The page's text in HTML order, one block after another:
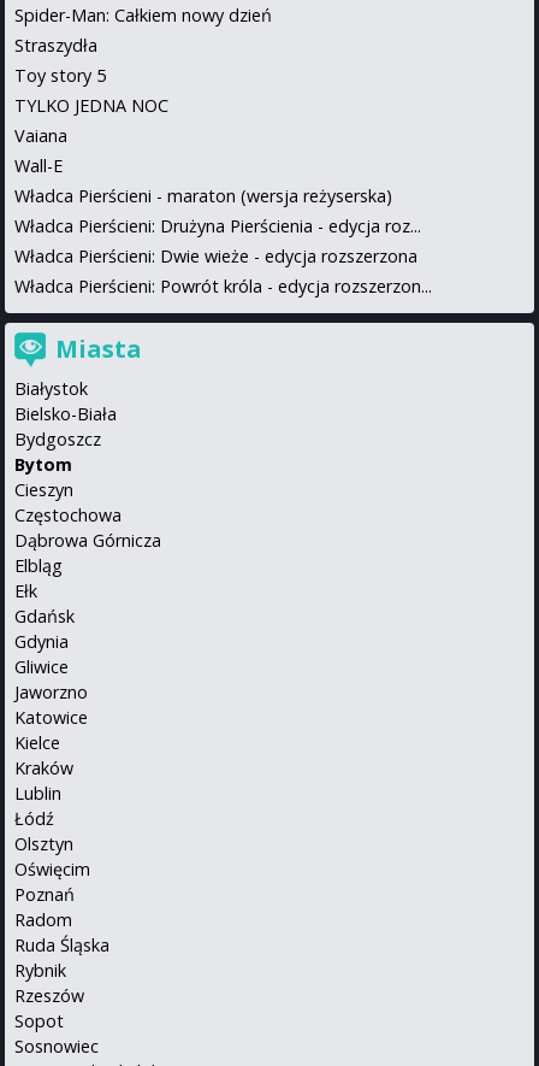
Spider-Man: Całkiem nowy dzień
Straszydła
Toy story 5
TYLKO JEDNA NOC
Vaiana
Wall-E
Władca Pierścieni - maraton (wersja reżyserska)
Władca Pierścieni: Drużyna Pierścienia - edycja roz...
Władca Pierścieni: Dwie wieże - edycja rozszerzona
Władca Pierścieni: Powrót króla - edycja rozszerzon...
Miasta
Białystok
Bielsko-Biała
Bydgoszcz
Bytom
Cieszyn
Częstochowa
Dąbrowa Górnicza
Elbląg
Ełk
Gdańsk
Gdynia
Gliwice
Jaworzno
Katowice
Kielce
Kraków
Lublin
Łódź
Olsztyn
Oświęcim
Poznań
Radom
Ruda Śląska
Rybnik
Rzeszów
Sopot
Sosnowiec